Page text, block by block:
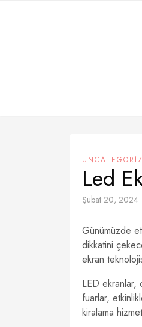
Led
Şubat 20, 2024
Günümüzde
dikkatini
ekran
LED ekranlar,
fuarlar,
kiralama